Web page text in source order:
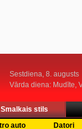
Sestdiena, 8. augusts
Vārda diena: Mudīte,
Smalkais stils
auto Datori